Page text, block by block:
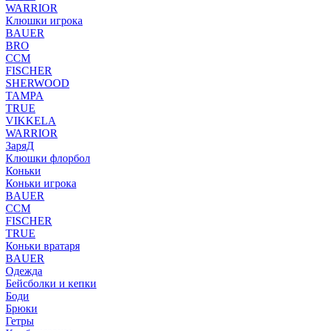
WARRIOR
Клюшки игрока
BAUER
BRO
CCM
FISCHER
SHERWOOD
TAMPA
TRUE
VIKKELA
WARRIOR
ЗаряД
Клюшки флорбол
Коньки
Коньки игрока
BAUER
CCM
FISCHER
TRUE
Коньки вратаря
BAUER
Одежда
Бейсболки и кепки
Боди
Брюки
Гетры